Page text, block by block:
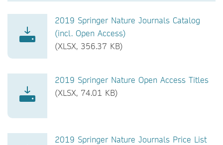
2019 Springer Nature Journals Catalog
(incl. Open Access)
(XLSX, 356.37 KB)
2019 Springer Nature Open Access Titles
(XLSX, 74.01 KB)
2019 Springer Nature Journals Price List